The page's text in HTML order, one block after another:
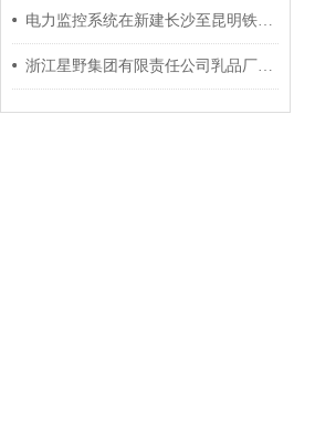
电力监控系统在新建长沙至昆明铁路客运专线贵州段项目的应用
浙江星野集团有限责任公司乳品厂电力监控系统的设计与应用